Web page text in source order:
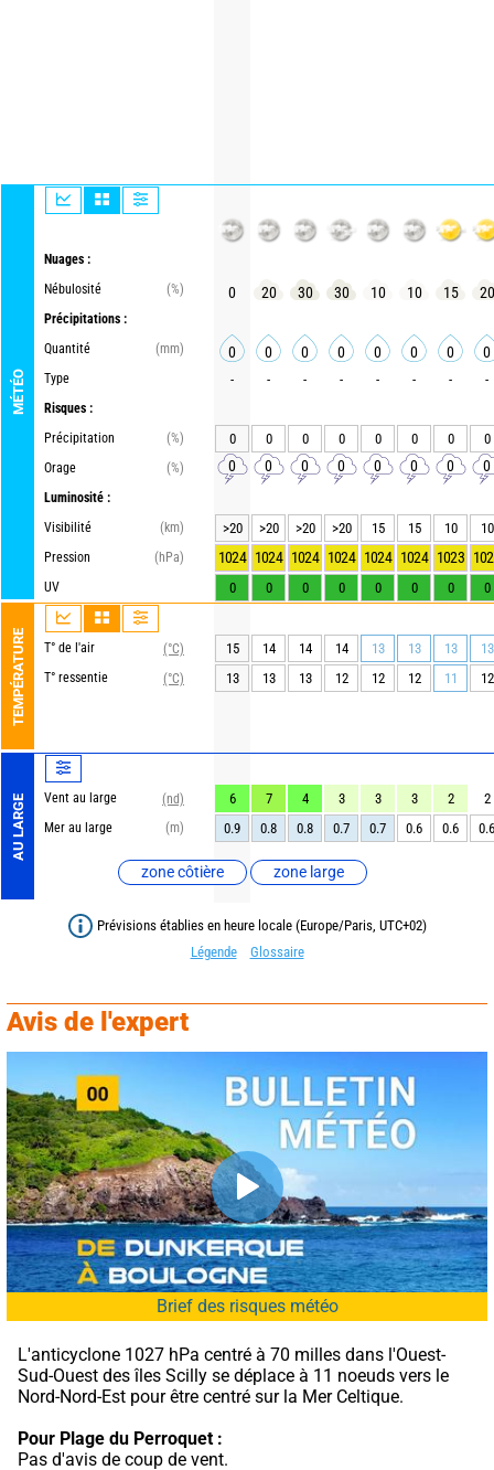
MÉTÉO
Nuages :
Nébulosité
(%)
Précipitations :
Quantité
(mm)
Type
Risques :
Précipitation
(%)
Orage
(%)
Luminosité :
Visibilité
(km)
Pression
(hPa)
UV
TEMPÉRATURE T° de l'air
(°C)
T° ressentie
(°C)
AU LARGE Vent au large
(nd)
Mer au large
(m)
zone côtière zone large
0 20 30 30 10 10 15 20
0 0 0 0 0 0 0 0
- - - - - - - -
0 0 0 0 0 0 0 0
0 0 0 0 0 0 0 0
>20 >20 >20 >20 15 15 10 10
1024 1024 1024 1024 1024 1024 1023
0 0 0 0 0 0 0 0
15 14 14 14 13 13 13
13
13
13 13 12 12 12 11 12
6 7 4 3 3 3 2
2
0.9
0.8 0.8 0.7 0.7 0.6 0.6 0.6
Prévisions établies en heure locale (Europe/Paris, UTC+02)
Légende
Glossaire
Avis de l'expert
Brief des risques météo
L'anticyclone 1027 hPa centré à 70 milles dans l'Ouest-
Sud-Ouest des îles Scilly se déplace à 11 noeuds vers le
Nord-Nord-Est pour être centré sur la Mer Celtique.
Pour Plage du Perroquet :
Pas d'avis de coup de vent.